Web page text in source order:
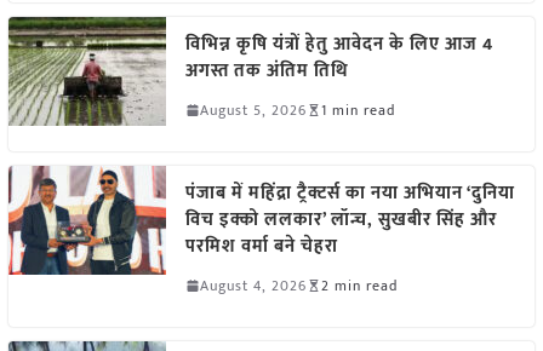
विभिन्न कृषि यंत्रों हेतु आवेदन के लिए आज 4
अगस्त तक अंतिम तिथि
August 5, 2026 1 min read
पंजाब में महिंद्रा ट्रैक्टर्स का नया अभियान ‘दुनिया
विच इक्को ललकार’ लॉन्च, सुखबीर सिंह और
परमिश वर्मा बने चेहरा
August 4, 2026 2 min read